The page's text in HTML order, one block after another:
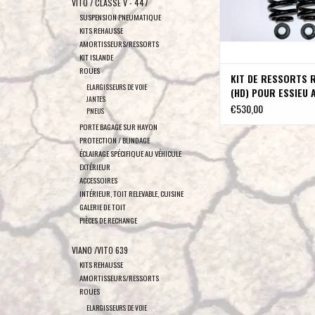
VITO / CLASSE V - 447
SUSPENSION PNEUMATIQUE
KITS REHAUSSE
AMORTISSEURS/RESSORTS
KIT ISLANDE
ROUES
ELARGISSEURS DE VOIE
JANTES
PNEUS
PORTE BAGAGE SUR HAYON
PROTECTION / BLINDAGE
ÉCLAIRAGE SPÉCIFIQUE AU VÉHICULE
EXTÉRIEUR
ACCESSOIRES
INTÉRIEUR, TOIT RELEVABLE, CUISINE
GALERIE DE TOIT
PIÈCES DE RECHANGE
VIANO /VITO 639
KITS REHAUSSE
AMORTISSEURS/RESSORTS
ROUES
ELARGISSEURS DE VOIE
AJOUTER AU
KIT DE RESSORTS
(HD) POUR ESSIEU
de TWIN-MONOTUBE
€530,00